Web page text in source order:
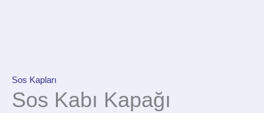
Sos Kapları
Sos Kabı Kapağı